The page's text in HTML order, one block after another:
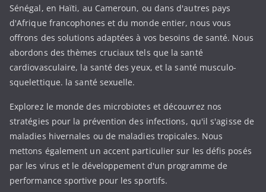
Sénégal, en Haïti, au Cameroun, ou dans d'autres pays
d'Afrique francophones et du monde entier, nous vous
offrons des solutions adaptées à vos besoins de santé. Nous
abordons des thèmes cruciaux tels que la santé
cardiovasculaire, la santé des yeux, et la santé musculo-
squelettique. la santé sexuelle.
Explorez le monde des microbiotes et découvrez nos
stratégies pour la prévention des infections, qu'il s'agisse de
maladies hivernales ou de maladies tropicales. Nous
mettons également un accent particulier sur les défis posés
par les virus et le développement d'un programme de
performance sportive pour les sportifs.